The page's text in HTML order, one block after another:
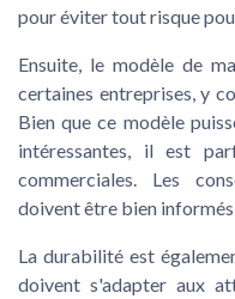
pour éviter toutrisque
Ensuite, le modèle de
certaines entreprises, y
Bien que ce modèle
intéressantes, il est
commerciales. Les
doivent être bien
La durabilité est
doivent s'adapter aux